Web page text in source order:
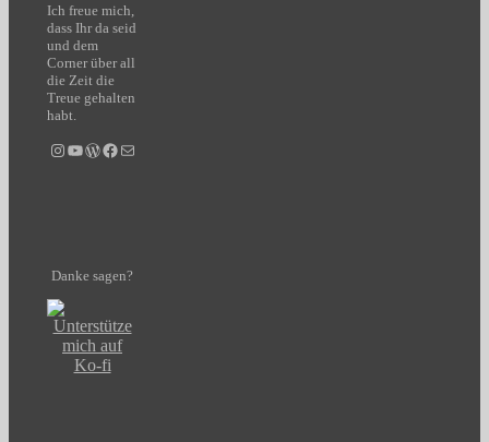
Ich freue mich,
dass Ihr da seid
und dem
Corner über all
die Zeit die
Treue gehalten
habt.
Instagram
YouTube
WordPress
Facebook
E-Mail
Danke sagen?